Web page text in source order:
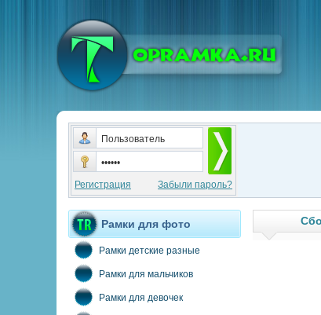
Регистрация Забыли пароль?
Рамки для фото
Рамки детские разные
Рамки для мальчиков
Рамки для девочек